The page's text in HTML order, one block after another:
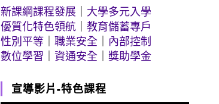
新課綱課程發展
大學多元入學
優質化特色領航 ｜教育儲蓄專戶
性別平等 ｜職業安全
內部控制
數位學習 ｜資通安全 ｜獎助學金
宣導影片-特色課程